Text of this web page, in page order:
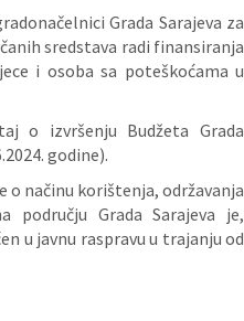
Grada Sarajeva za
sredstava radi finansiranja
i osoba sa poteškoćama u
o izvršenju Budžeta Grada
godine).
o načinu korištenja, održavanja
području Grada Sarajeva je,
u javnu raspravu u trajanju od